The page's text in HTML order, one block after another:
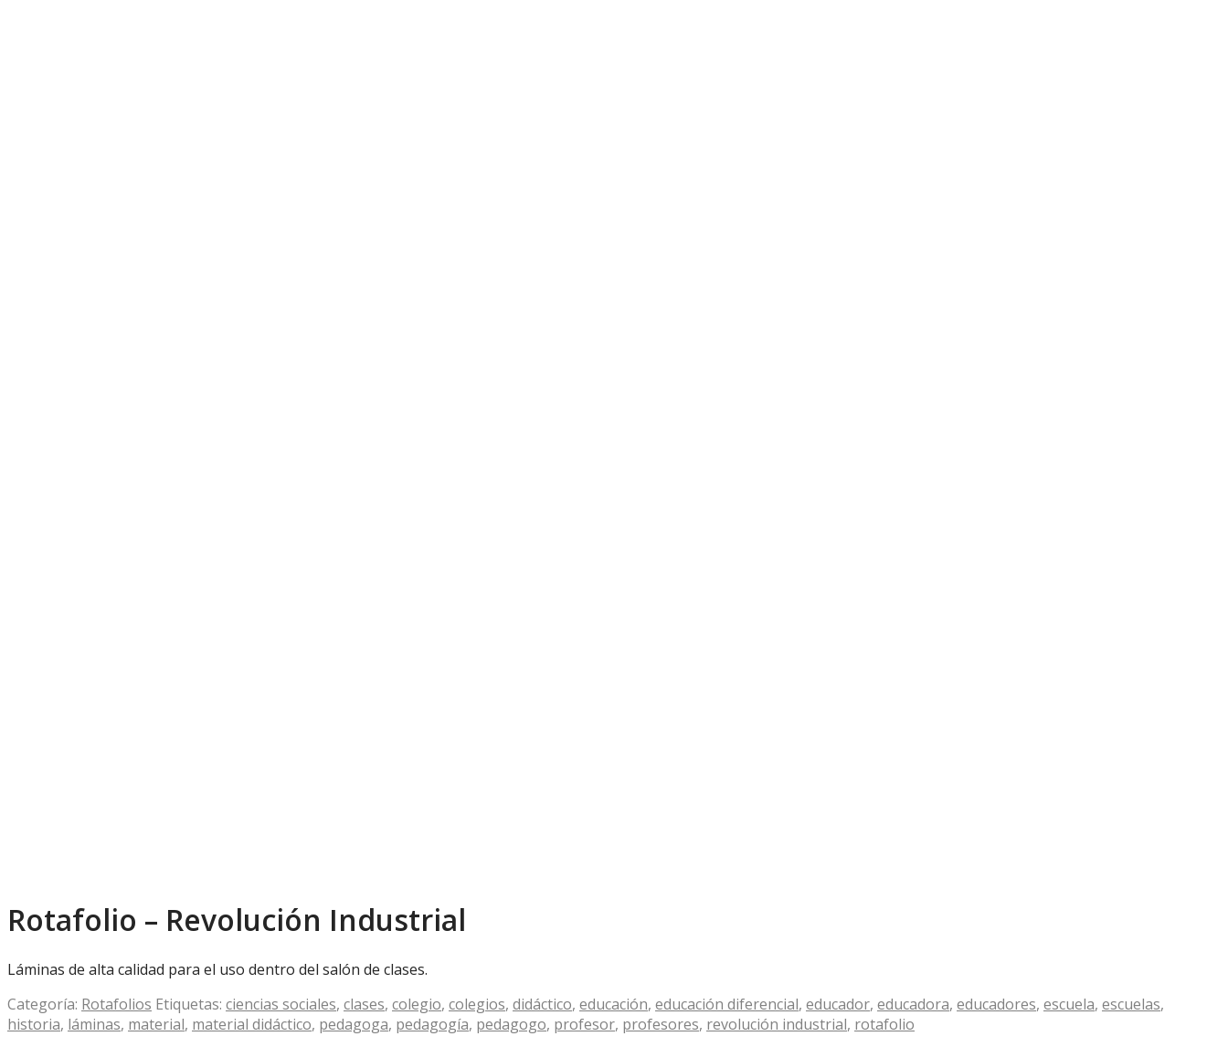
Rotafolio – Revolución Industrial
Láminas de alta calidad para el uso dentro del salón de clases.
Categoría: Rotafolios Etiquetas: ciencias sociales, clases, colegio, colegios, didáctico, educación, educación diferencial, educador, educadora, educadores, escuela, escuelas,
historia, láminas, material, material didáctico, pedagoga, pedagogía, pedagogo, profesor, profesores, revolución industrial, rotafolio